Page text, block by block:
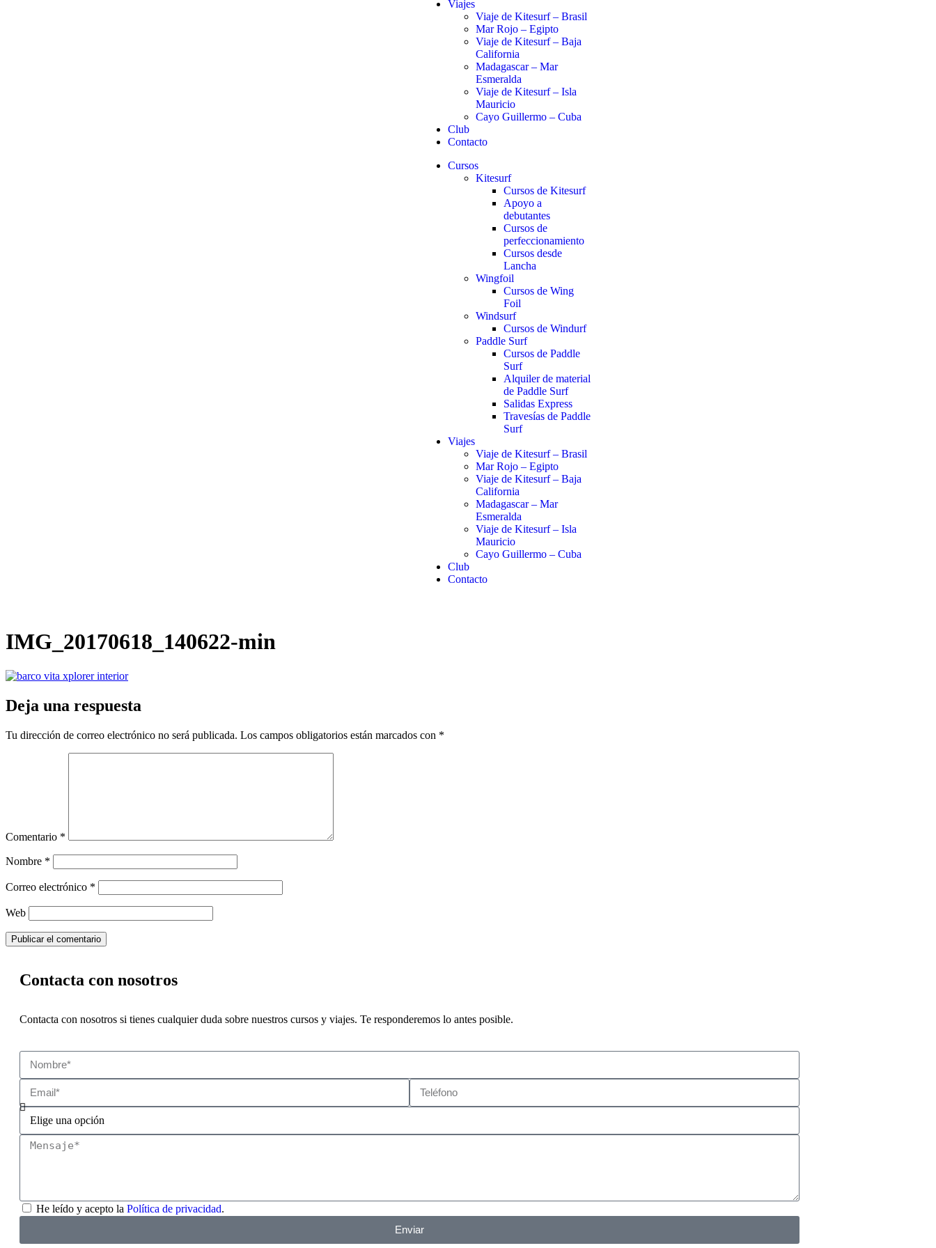
Viajes
Viaje de Kitesurf – Brasil
Mar Rojo – Egipto
Viaje de Kitesurf – Baja
California
Madagascar – Mar
Esmeralda
Viaje de Kitesurf – Isla
Mauricio
Cayo Guillermo – Cuba
Club
Contacto
Cursos
Kitesurf
Cursos de Kitesurf
Apoyo a
debutantes
Cursos de
perfeccionamiento
Cursos desde
Lancha
Wingfoil
Cursos de Wing
Foil
Windsurf
Cursos de Windurf
Paddle Surf
Cursos de Paddle
Surf
Alquiler de material
de Paddle Surf
Salidas Express
Travesías de Paddle
Surf
Viajes
Viaje de Kitesurf – Brasil
Mar Rojo – Egipto
Viaje de Kitesurf – Baja
California
Madagascar – Mar
Esmeralda
Viaje de Kitesurf – Isla
Mauricio
Cayo Guillermo – Cuba
Club
Contacto
IMG_20170618_140622-min
Deja una respuesta
Tu dirección de correo electrónico no será publicada. Los campos obligatorios están marcados con *
Comentario *
Nombre *
Correo electrónico *
Web
Contacta con nosotros
Contacta con nosotros si tienes cualquier duda sobre nuestros cursos y viajes. Te responderemos lo antes posible.
He leído y acepto la Política de privacidad.
Enviar